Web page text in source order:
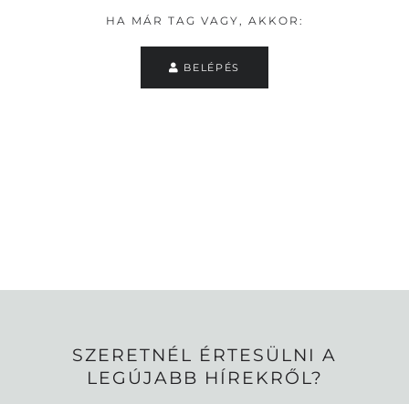
HA MÁR TAG VAGY, AKKOR:
BELÉPÉS
SZERETNÉL ÉRTESÜLNI A
LEGÚJABB HÍREKRŐL?